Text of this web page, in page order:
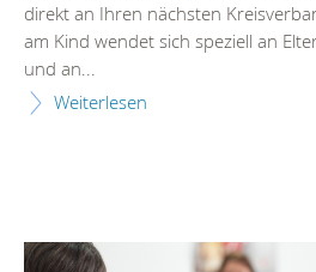
direkt an Ihren nächsten
am Kind wendet sich speziell an
und an...
Weiterlesen